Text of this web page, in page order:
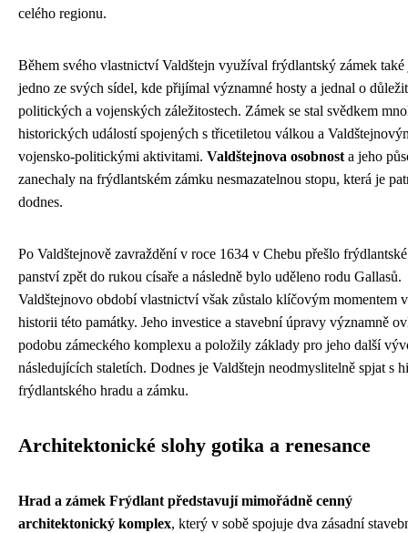
celého regionu.
Během svého vlastnictví Valdštejn využíval frýdlantský zámek také
jedno ze svých sídel, kde přijímal významné hosty a jednal o
politických a vojenských záležitostech. Zámek se stal svědkem
historických událostí spojených s třicetiletou válkou a
vojensko-politickými aktivitami. Valdštejnova osobnost a jeho
zanechaly na frýdlantském zámku nesmazatelnou stopu, která je
dodnes.
Po Valdštejnově zavraždění v roce 1634 v Chebu přešlo frýdlantské
panství zpět do rukou císaře a následně bylo uděleno rodu Gallasů.
Valdštejnovo období vlastnictví však zůstalo klíčovým momentem v
historii této památky. Jeho investice a stavební úpravy významně
podobu zámeckého komplexu a položily základy pro jeho další
následujících staletích. Dodnes je Valdštejn neodmyslitelně spjat s
frýdlantského hradu a zámku.
Architektonické slohy gotika a renesance
Hrad a zámek Frýdlant představují mimořádně cenný
architektonický komplex, který v sobě spojuje dva zásadní